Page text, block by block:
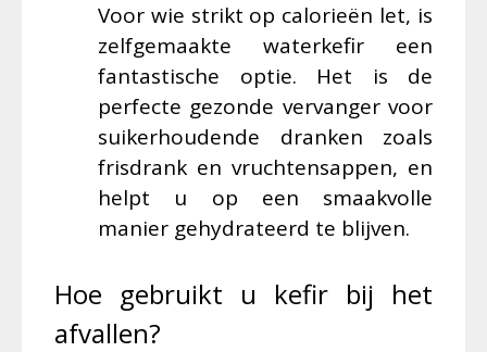
Voor wie strikt op calorieën let, is
zelfgemaakte waterkefir een
fantastische optie. Het is de
perfecte gezonde vervanger voor
suikerhoudende dranken zoals
frisdrank en vruchtensappen, en
helpt u op een smaakvolle
manier gehydrateerd te blijven.
Hoe gebruikt u kefir bij het
afvallen?